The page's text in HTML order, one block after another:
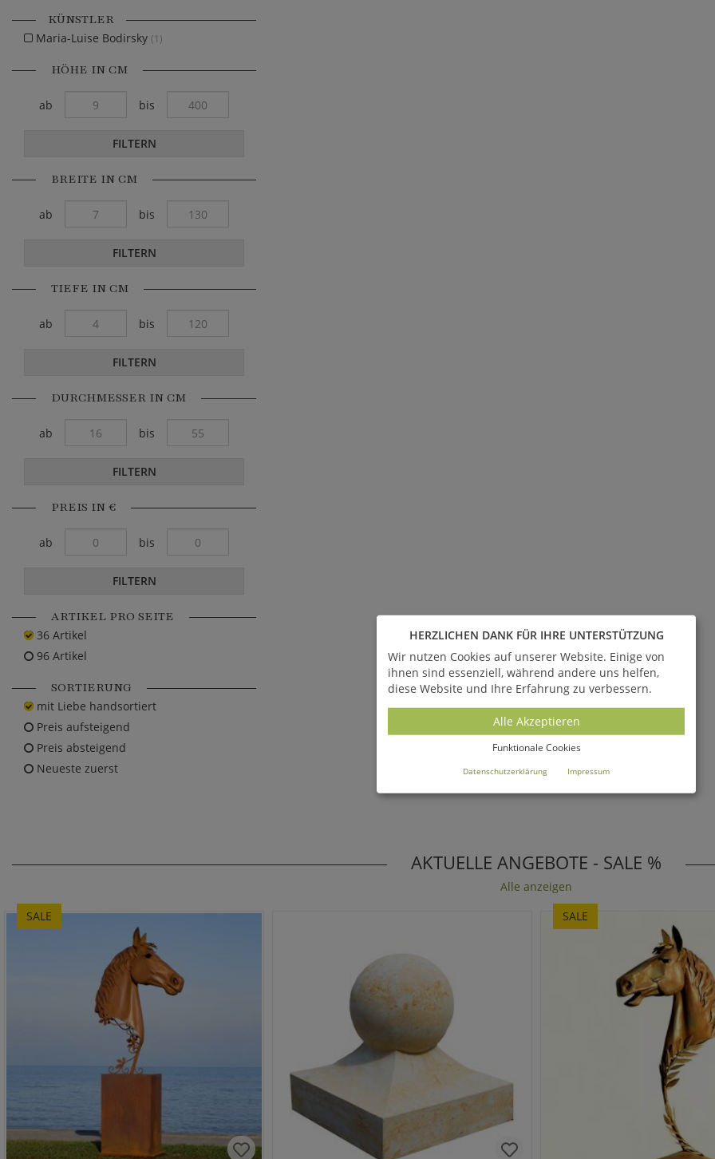
KÜNSTLER
Maria-Luise Bodirsky (1)
HÖHE IN CM
ab bis
FILTERN
BREITE IN CM
ab bis
FILTERN
TIEFE IN CM
ab bis
FILTERN
DURCHMESSER IN CM
ab bis
FILTERN
PREIS IN €
ab bis
FILTERN
ARTIKEL PRO SEITE
36 Artikel
96 Artikel
SORTIERUNG
mit Liebe handsortiert
Preis aufsteigend
Preis absteigend
Neueste zuerst
AKTUELLE ANGEBOTE - SALE %
Alle anzeigen
SALE
SALE
HERZLICHEN DANK FÜR IHRE UNTERSTÜTZUNG
Wir nutzen Cookies auf unserer Website. Einige von
ihnen sind essenziell, während andere uns helfen,
diese Website und Ihre Erfahrung zu verbessern.
Alle Akzeptieren
Funktionale Cookies
Datenschutzerklärung Impressum